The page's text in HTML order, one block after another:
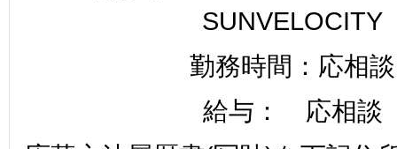
SUNVELOCITY
勤務時間：応相談
給与： 応相談